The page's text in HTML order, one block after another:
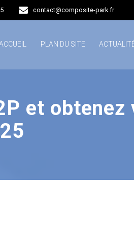
contact@composite-park.fr
PLAN DU SITE
et